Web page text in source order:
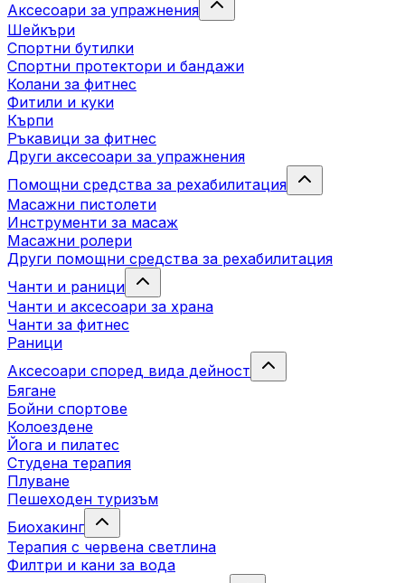
Аксесоари за упражнения
Шейкъри
Спортни бутилки
Спортни протектори и бандажи
Колани за фитнес
Фитили и куки
Кърпи
Ръкавици за фитнес
Други аксесоари за упражнения
Помощни средства за рехабилитация
Масажни пистолети
Инструменти за масаж
Масажни ролери
Други помощни средства за рехабилитация
Чанти и раници
Чанти и аксесоари за храна
Чанти за фитнес
Раници
Аксесоари според вида дейност
Бягане
Бойни спортове
Колоездене
Йога и пилатес
Студена терапия
Плуване
Пешеходен туризъм
Биохакинг
Терапия с червена светлина
Филтри и кани за вода